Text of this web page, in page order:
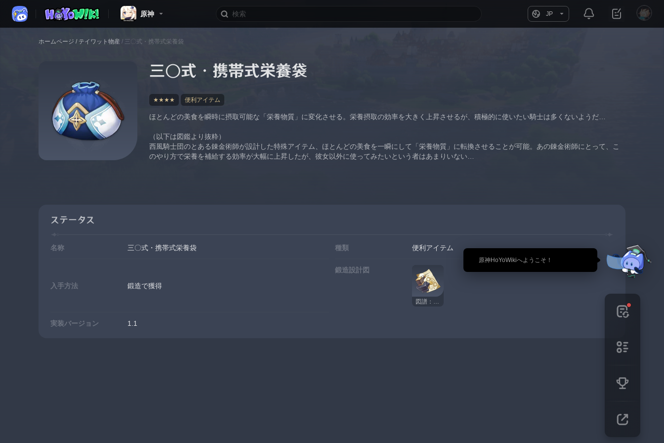
原神 JP
🎉 原神HoYoWikiへようこそ！
ホームページ / テイワット物産 / 三〇式・携帯式栄養袋
三〇式・携帯式栄養袋
★★★★ 便利アイテム
ほとんどの美食を瞬時に摂取可能な「栄養物質」に変化させる。栄養摂取の効率を大きく上昇させるが、積極的に使いたい騎士は多くないようだ…
（以下は図鑑より抜粋）
西風騎士団のとある錬金術師が設計した特殊アイテム、ほとんどの美食を一瞬にして「栄養物質」に転換させることが可能。あの錬金術師にとって、こ
のやり方で栄養を補給する効率が大幅に上昇したが、彼女以外に使ってみたいという者はあまりいない…
ステータス
名称 三〇式・携帯式栄養袋 種類 便利アイテム
入手方法 鍛造で獲得
鍛造設計図
図譜：三〇式・携帯式栄養袋
実装バージョン 1.1